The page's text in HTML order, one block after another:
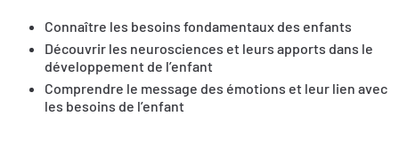
Connaître les besoins fondamentaux des enfants
Découvrir les neurosciences et leurs apports dans le
développement de l’enfant
Comprendre le message des émotions et leur lien avec
les besoins de l’enfant